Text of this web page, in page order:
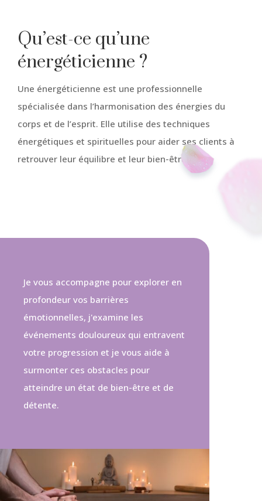
Qu’est-ce qu’une
énergéticienne ?
Une énergéticienne est une professionnelle
spécialisée dans l’harmonisation des énergies du
corps et de l’esprit. Elle utilise des techniques
énergétiques et spirituelles pour aider ses clients à
retrouver leur équilibre et leur bien-être.
Je vous accompagne pour explorer en
profondeur vos barrières
émotionnelles, j'examine les
événements douloureux qui entravent
votre progression et je vous aide à
surmonter ces obstacles pour
atteindre un état de bien-être et de
détente.